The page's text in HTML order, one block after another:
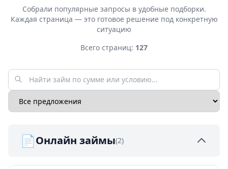
Собрали популярные запросы в удобные подборки.
Каждая страница — это готовое решение под конкретную
ситуацию
Всего страниц: 127
📄Онлайн займы(2)